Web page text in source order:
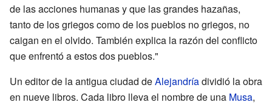
de las acciones humanas y que las grandes hazañas,
tanto de los griegos como de los pueblos no griegos, no
caigan en el olvido. También explica la razón del conflicto
que enfrentó a estos dos pueblos."
Un editor de la antigua ciudad deAlejandríadividió la obra
en nueve libros. Cada libro lleva el nombre de una Musa,